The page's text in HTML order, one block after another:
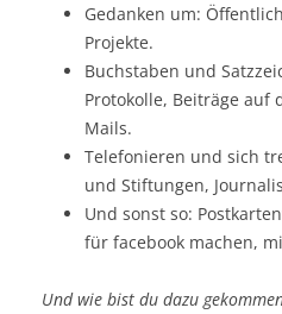
Gedanken um:
Projekte.
Buchstaben und
Protokolle, Beiträge auf
Mails.
Telefonieren und sich
und Stiftungen,
Und sonst so:
für facebook machen,
Und wie bist du dazu